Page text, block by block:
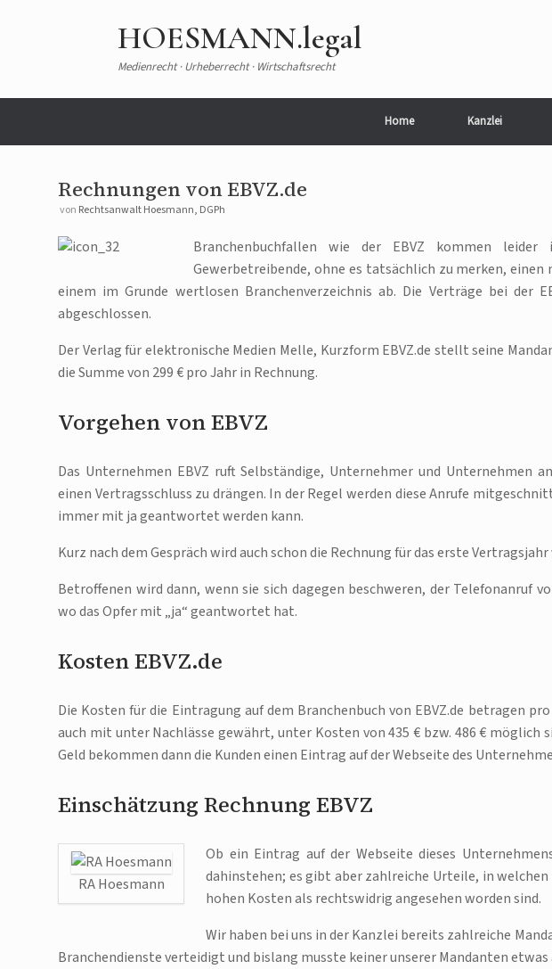
HOESMANN.legal
Medienrecht · Urheberrecht · Wirtschaftsrecht
Home Kanzlei
Rechnungen von EBVZ.de
von Rechtsanwalt Hoesmann, DGPh
Branchenbuchfallen wie der EBVZ kommen
Gewerbetreibende, ohne es tatsächlich zu merken,
einem im Grunde wertlosen Branchenverzeichnis ab. Die Verträge bei der
abgeschlossen.
Der Verlag für elektronische Medien Melle, Kurzform EBVZ.de stellt seine
die Summe von 299 € pro Jahr in Rechnung.
Vorgehen von EBVZ
Das Unternehmen EBVZ ruft Selbständige, Unternehmer und Unternehmen
einen Vertragsschluss zu drängen. In der Regel werden diese Anrufe
immer mit ja geantwortet werden kann.
Kurz nach dem Gespräch wird auch schon die Rechnung für das erste Vertragsjahr
Betroffenen wird dann, wenn sie sich dagegen beschweren, der Telefonanruf
wo das Opfer mit „ja“ geantwortet hat.
Kosten EBVZ.de
Die Kosten für die Eintragung auf dem Branchenbuch von EBVZ.de betragen
auch mit unter Nachlässe gewährt, unter Kosten von 435 € bzw. 486 € möglich
Geld bekommen dann die Kunden einen Eintrag auf der Webseite des
Einschätzung Rechnung EBVZ
RA Hoesmann
Ob ein Eintrag auf der Webseite dieses
dahinstehen; es gibt aber zahlreiche Urteile, in
hohen Kosten als rechtswidrig angesehen worden sind.
Wir haben bei uns in der Kanzlei bereits zahlreiche
Branchendienste verteidigt und bislang musste keiner unserer Mandanten etwas